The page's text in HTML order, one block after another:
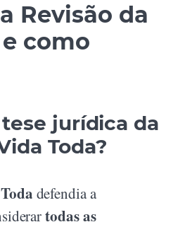
Revisão da
como
tese jurídica da
Toda?
defendia a
todas as